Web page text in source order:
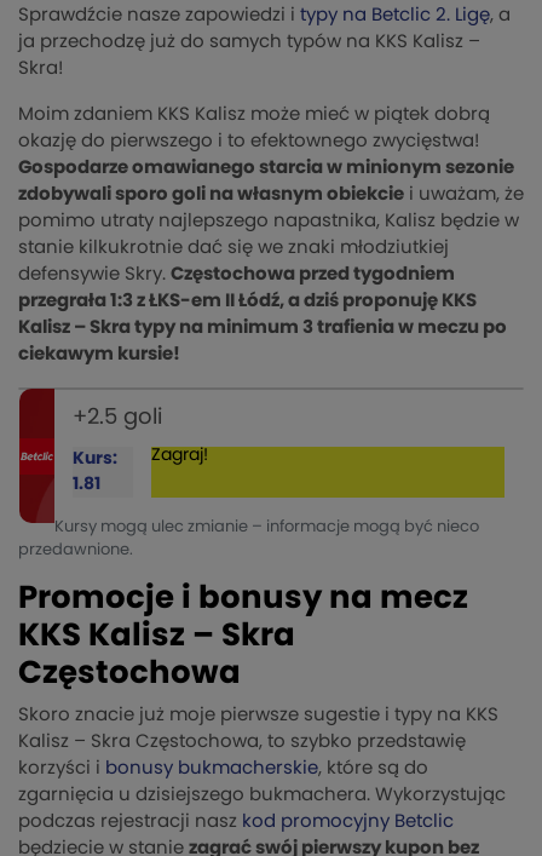
Sprawdźcie nasze zapowiedzi i typy na Betclic 2. Ligę, a
ja przechodzę już do samych typów na KKS Kalisz –
Skra!
Moim zdaniem KKS Kalisz może mieć w piątek dobrą
okazję do pierwszego i to efektownego zwycięstwa!
Gospodarze omawianego starcia w minionym sezonie
zdobywali sporo goli na własnym obiekcie i uważam, że
pomimo utraty najlepszego napastnika, Kalisz będzie w
stanie kilkukrotnie dać się we znaki młodziutkiej
defensywie Skry. Częstochowa przed tygodniem
przegrała 1:3 z ŁKS-em II Łódź, a dziś proponuję KKS
Kalisz – Skra typy na minimum 3 trafienia w meczu po
ciekawym kursie!
+2.5 goli
Kurs:
1.81
Zagraj!
Kursy mogą ulec zmianie – informacje mogą być nieco
przedawnione.
Promocje i bonusy na mecz
KKS Kalisz – Skra
Częstochowa
Skoro znacie już moje pierwsze sugestie i typy na KKS
Kalisz – Skra Częstochowa, to szybko przedstawię
korzyści i bonusy bukmacherskie, które są do
zgarnięcia u dzisiejszego bukmachera. Wykorzystując
podczas rejestracji nasz kod promocyjny Betclic
będziecie w stanie zagrać swój pierwszy kupon bez